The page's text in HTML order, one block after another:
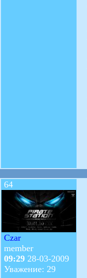
64
Czar
member
09:29 28-03-2009
Уважение: 29